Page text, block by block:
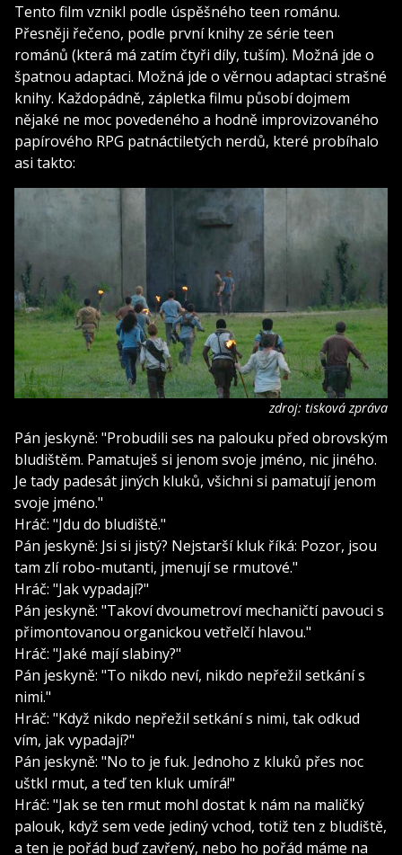
Tento film vznikl podle úspěšného teen románu.
Přesněji řečeno, podle první knihy ze série teen
románů (která má zatím čtyři díly, tuším). Možná jde o
špatnou adaptaci. Možná jde o věrnou adaptaci strašné
knihy. Každopádně, zápletka filmu působí dojmem
nějaké ne moc povedeného a hodně improvizovaného
papírového RPG patnáctiletých nerdů, které probíhalo
asi takto:
zdroj: tisková zpráva
Pán jeskyně: "Probudili ses na palouku před obrovským
bludištěm. Pamatuješ si jenom svoje jméno, nic jiného.
Je tady padesát jiných kluků, všichni si pamatují jenom
svoje jméno."
Hráč: "Jdu do bludiště."
Pán jeskyně: Jsi si jistý? Nejstarší kluk říká: Pozor, jsou
tam zlí robo-mutanti, jmenují se rmutové."
Hráč: "Jak vypadají?"
Pán jeskyně: "Takoví dvoumetroví mechaničtí pavouci s
přimontovanou organickou vetřelčí hlavou."
Hráč: "Jaké mají slabiny?"
Pán jeskyně: "To nikdo neví, nikdo nepřežil setkání s
nimi."
Hráč: "Když nikdo nepřežil setkání s nimi, tak odkud
vím, jak vypadají?"
Pán jeskyně: "No to je fuk. Jednoho z kluků přes noc
uštkl rmut, a teď ten kluk umírá!"
Hráč: "Jak se ten rmut mohl dostat k nám na maličký
palouk, když sem vede jediný vchod, totiž ten z bludiště,
a ten je pořád buď zavřený, nebo ho pořád máme na